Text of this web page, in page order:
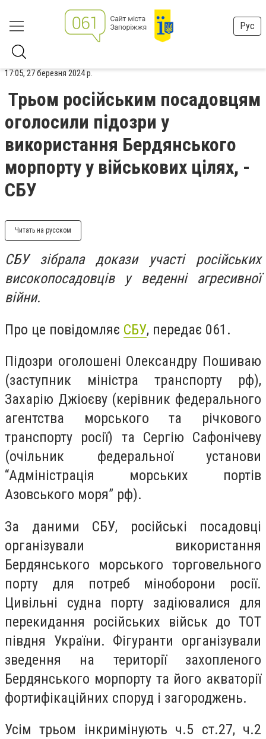
Рус
17:05, 27 березня 2024 р.
Трьом російським посадовцям
оголосили підозри у
використання Бердянського
морпорту у військових цілях, -
СБУ
Читать на русском
СБУ зібрала докази участі російських
високопосадовців у веденні агресивної
війни.
Про це повідомляє СБУ, передає 061.
Підозри оголошені Олександру Пошиваю
(заступник міністра транспорту рф),
Захарію Джіоєву (керівник федерального
агентства морського та річкового
транспорту росії) та Сергію Сафонічеву
(очільник федеральної установи
“Адміністрація морських портів
Азовського моря” рф).
За даними СБУ, російські посадовці
організували використання
Бердянського морського торговельного
порту для потреб міноборони росії.
Цивільні судна порту задіювалися для
перекидання російських військ до ТОТ
півдня України. Фігуранти організували
зведення на території захопленого
Бердянського морпорту та його акваторії
фортифікаційних споруд і загороджень.
Усім трьом інкримінують ч.5 ст.27, ч.2